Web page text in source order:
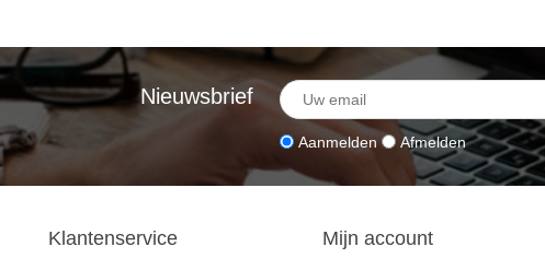
Nieuwsbrief
Aanmelden Afmelden
Klantenservice Mijn account